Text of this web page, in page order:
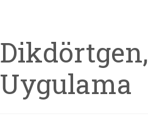
Uygulama